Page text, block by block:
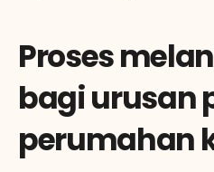
Proses
bagi urusan
perumahan